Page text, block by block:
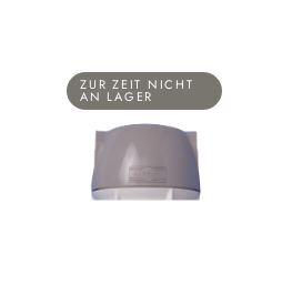
ZUR ZEIT NICHT
AN LAGER